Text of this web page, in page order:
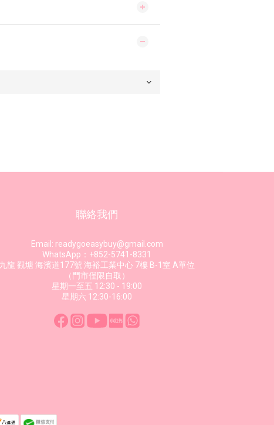
聯絡我們
Email: readygoeasybuy@gmail.com
WhatsApp：+852-5741-8331
九龍 觀塘 海濱道177號 海裕工業中心 7樓 B-1室 A單位
（門市僅限自取）
星期一至五 12:30 - 19:00
星期六 12:30-16:00